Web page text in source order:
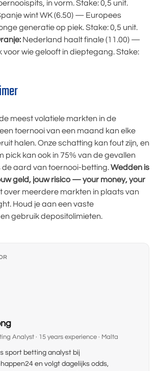
in vorm. Stake: 0,5 unit.
wint WK (6.50) — Europees
generatie op piek. Stake: 0,5 unit.
Nederland haalt finale (11.00) —
voor wie gelooft in dieptegang. Stake:
meest volatiele markten in de
toernooi van een maand kan elke
halen. Onze schatting kan fout zijn, en
pick kan ook in 75% van de gevallen
aard van toernooi-betting.Wedden is
geld, jouw risico — your money, your
over meerdere markten in plaats van
Houd je aan een vaste
gebruik depositolimieten.
Analyst · 15 years experience · Malta
sport betting analyst bij
en volgt dagelijks odds,